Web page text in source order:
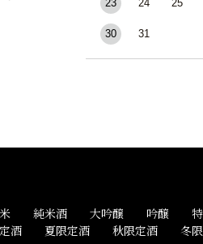
23 24 25
30 31
純米酒 大吟醸 吟醸
酒 夏限定酒 秋限定酒 冬